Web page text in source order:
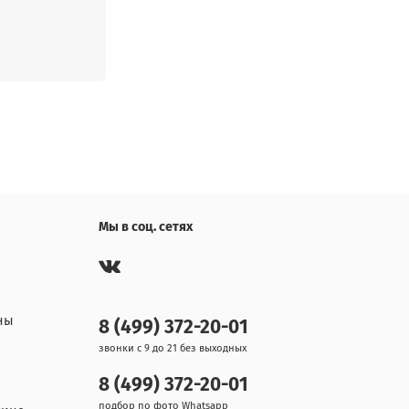
ZWG3101
ZWG3104
ZWF3100
ZWF3102
FA1035E
ADV106
ZWG3125
ZWG3125
Мы в соц. сетях
8 (499) 372-20-01
звонки с 9 до 21 без выходных
8 (499) 372-20-01
подбор по фото Whatsapp